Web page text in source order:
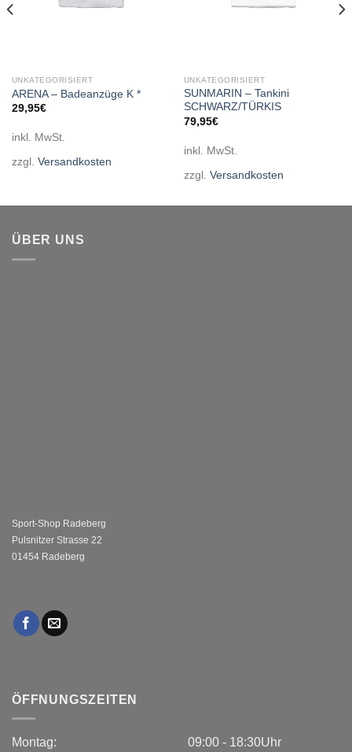
UNKATEGORISIERT
ARENA – Badeanzüge K *
29,95€
inkl. MwSt.
zzgl. Versandkosten
UNKATEGORISIERT
SUNMARIN – Tankini
SCHWARZ/TÜRKIS
79,95€
inkl. MwSt.
zzgl. Versandkosten
ÜBER UNS
Sport-Shop Radeberg
Pulsnitzer Strasse 22
01454 Radeberg
ÖFFNUNGSZEITEN
Montag: 09:00 - 18:30Uhr